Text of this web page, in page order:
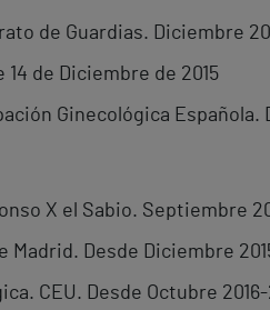
de Guardias. Diciembre
de Diciembre de 2015
Ginecológica Española.
X el Sabio. Septiembre
Desde Diciembre
CEU. Desde Octubre 2016-